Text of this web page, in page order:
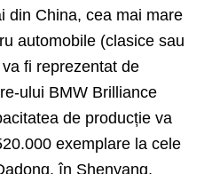
din China, cea mai mare
automobile (clasice sau
fi reprezentat de
ului BMW Brilliance
de producție va
exemplare la cele
în Shenyang,